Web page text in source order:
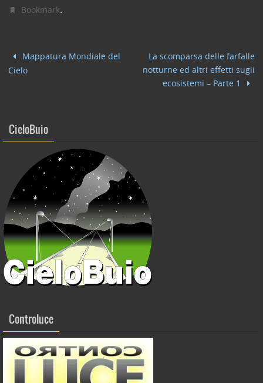
c
b
o
itt
dI
Bookmark.
Mappatura Mondiale del
Cielo
La scomparsa delle farfalle
notturne ed altri effetti sugli
ecosistemi – Parte 1
CieloBuio
Controluce